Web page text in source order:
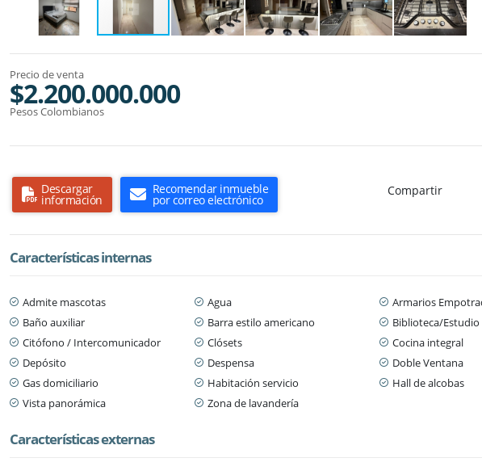
Precio de venta
$2.200.000.000
Pesos Colombianos
Descargar
información
Recomendar inmueble
por correo electrónico
Compartir
Características internas
Admite mascotas Agua Armarios
Baño auxiliar
Barra estilo americano Biblioteca/Estudio
Citófono / Intercomunicador
Clósets Cocina integral
Depósito
Despensa Doble Ventana
Gas domiciliario
Habitación servicio Hall de alcobas
Vista panorámica
Zona de lavandería
Características externas